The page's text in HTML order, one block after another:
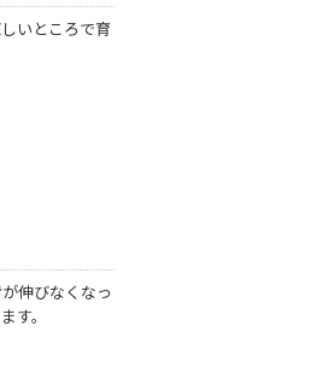
いところで育
伸びなくなっ
す。